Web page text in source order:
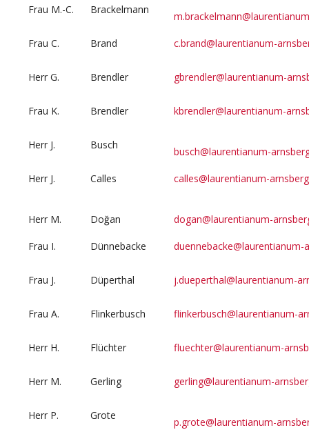
Frau M.-C. Brackelmann
Frau C. Brand c.brand@laurentianum-
Herr G. Brendler gbrendler@laurentianum-
Frau K. Brendler kbrendler@laurentianum-
Herr J. Busch
busch@laurentianum-
Herr J. Calles calles@laurentianum-
Herr M. Doğan dogan@laurentianum-
Frau I. Dünnebacke duennebacke@laurentianum-
Frau J. Düperthal j.dueperthal@laurentianum-
Frau A. Flinkerbusch flinkerbusch@laurentianum-
Herr H. Flüchter fluechter@laurentianum-
Herr M. Gerling gerling@laurentianum-
Herr P. Grote
p.grote@laurentianum-